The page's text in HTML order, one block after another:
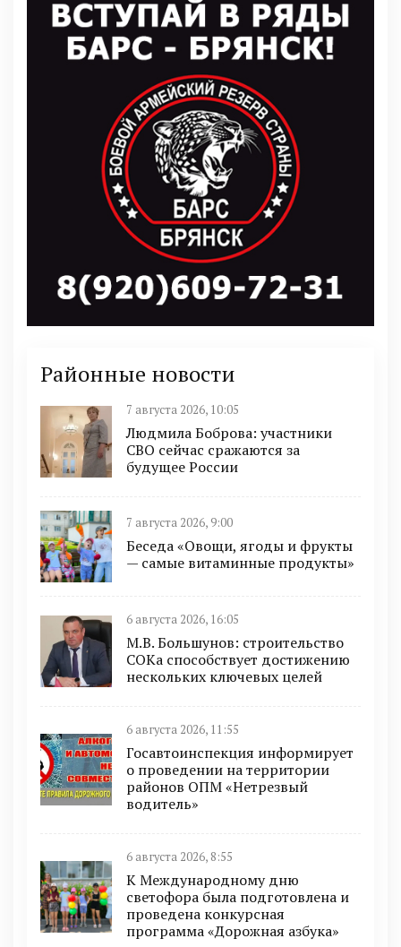
Районные новости
7 августа 2026, 10:05
Людмила Боброва: участники
СВО сейчас сражаются за
будущее России
7 августа 2026, 9:00
Беседа «Овощи, ягоды и фрукты
— самые витаминные продукты»
6 августа 2026, 16:05
М.В. Большунов: строительство
СОКа способствует достижению
нескольких ключевых целей
6 августа 2026, 11:55
Госавтоинспекция информирует
о проведении на территории
районов ОПМ «Нетрезвый
водитель»
6 августа 2026, 8:55
К Международному дню
светофора была подготовлена и
проведена конкурсная
программа «Дорожная азбука»